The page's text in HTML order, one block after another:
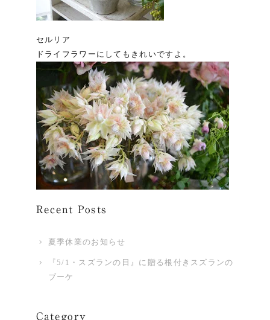
セルリア
ドライフラワーにしてもきれいですよ。
Recent Posts
夏季休業のお知らせ
『5/1・スズランの日』に贈る根付きスズランの
ブーケ
Category